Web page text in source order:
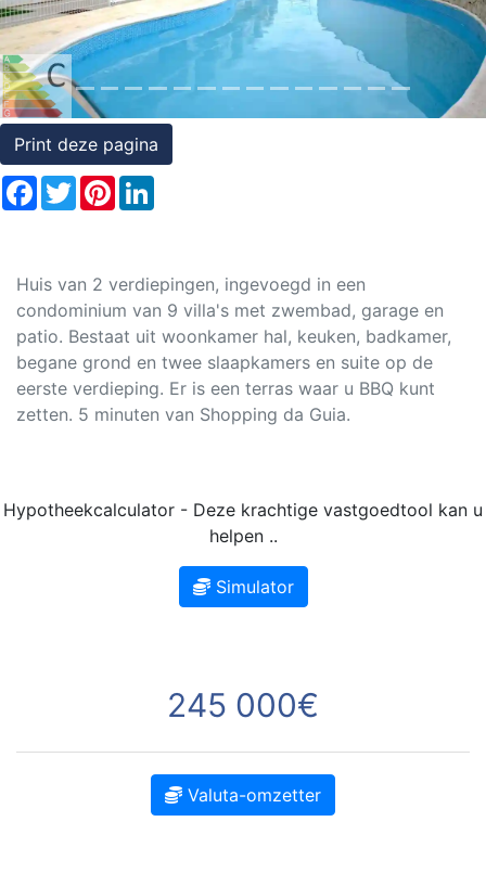
Rechten
op
onroerend
goed
Print deze pagina
Facebook
TwitterPinterest
Huis van 2 verdiepingen, ingevoegd in een
condominium van 9 villa's met zwembad, garage en
patio. Bestaat uit woonkamer hal, keuken, badkamer,
begane grond en twee slaapkamers en suite op de
eerste verdieping. Er is een terras waar u BBQ kunt
zetten. 5 minuten van Shopping da Guia.
Hypotheekcalculator - Deze krachtige vastgoedtool kan u
helpen ..
Simulator
245 000€
Valuta-omzetter